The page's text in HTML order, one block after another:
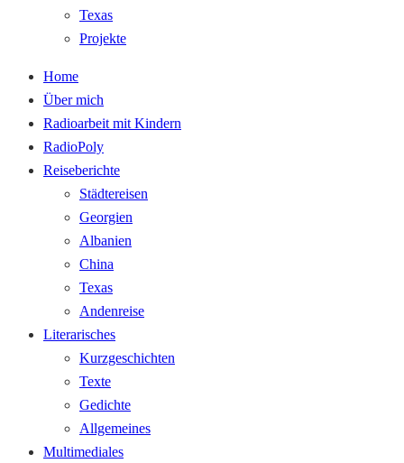
Texas
Projekte
Home
Über mich
Radioarbeit mit Kindern
RadioPoly
Reiseberichte
Städtereisen
Georgien
Albanien
China
Texas
Andenreise
Literarisches
Kurzgeschichten
Texte
Gedichte
Allgemeines
Multimediales